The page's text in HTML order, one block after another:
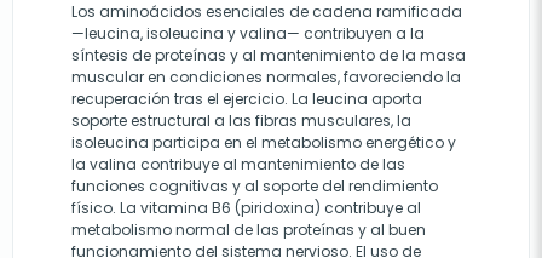
Los aminoácidos esenciales de cadena ramificada
—leucina, isoleucina y valina— contribuyen a la
síntesis de proteínas y al mantenimiento de la masa
muscular en condiciones normales, favoreciendo la
recuperación tras el ejercicio. La leucina aporta
soporte estructural a las fibras musculares, la
isoleucina participa en el metabolismo energético y
la valina contribuye al mantenimiento de las
funciones cognitivas y al soporte del rendimiento
físico. La vitamina B6 (piridoxina) contribuye al
metabolismo normal de las proteínas y al buen
funcionamiento del sistema nervioso. El uso de